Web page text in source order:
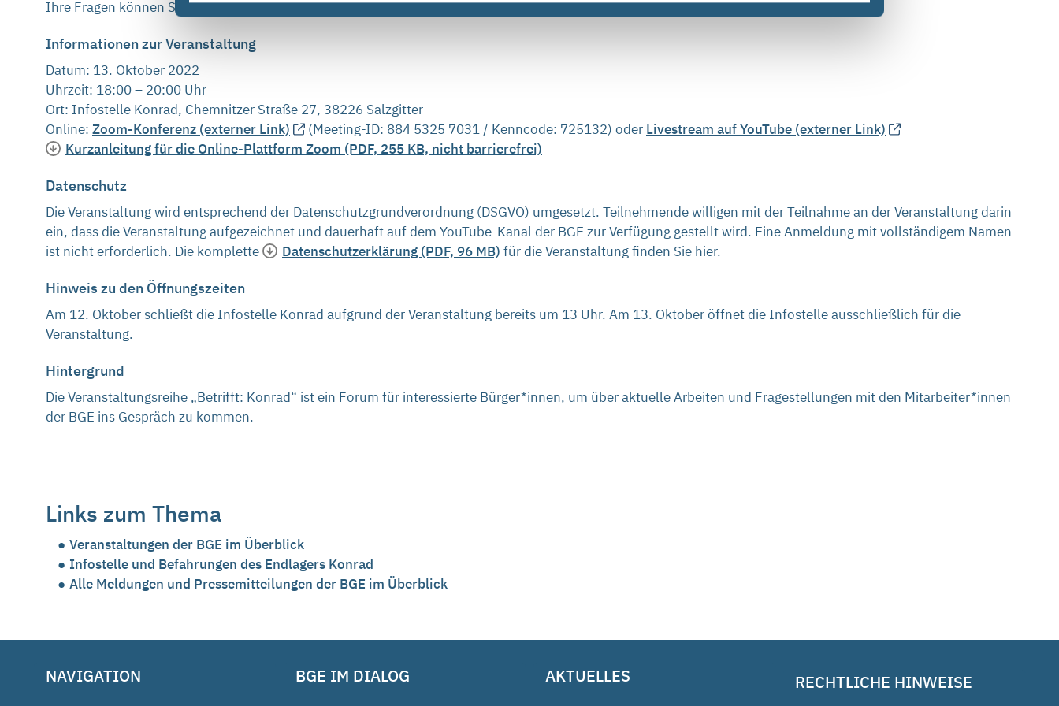
Ihre Fragen können Sie uns bereits ab sofort oder während der Veranstaltung auch per E-Mail aninfo-konrad(at)bge.dezukommen lassen.
Informationen zur Veranstaltung
Datum: 13. Oktober 2022
Uhrzeit: 18:00 – 20:00 Uhr
Ort: Infostelle Konrad, Chemnitzer Straße 27, 38226 Salzgitter
Online: Zoom-Konferenz (externer Link) (Meeting-ID: 884 5325 7031 / Kenncode: 725132) oder Livestream auf YouTube (externer Link)
Kurzanleitung für die Online-Plattform Zoom (PDF, 255 KB, nicht barrierefrei)
Datenschutz
Die Veranstaltung wird entsprechend der Datenschutzgrundverordnung (DSGVO) umgesetzt. Teilnehmende willigen mit der Teilnahme an der Veranstaltung darin
ein, dass die Veranstaltung aufgezeichnet und dauerhaft auf dem YouTube-Kanal der BGE zur Verfügung gestellt wird. Eine Anmeldung mit vollständigem Namen
ist nicht erforderlich. Die komplette
Datenschutzerklärung (PDF, 96 MB) für die Veranstaltung finden Sie hier.
Hinweis zu den Öffnungszeiten
Am 12. Oktober schließt die Infostelle Konrad aufgrund der Veranstaltung bereits um 13 Uhr. Am 13. Oktober öffnet die Infostelle ausschließlich für die
Veranstaltung.
Hintergrund
Die Veranstaltungsreihe „Betrifft: Konrad“ ist ein Forum für interessierte Bürger*innen, um über aktuelle Arbeiten und Fragestellungen mit den Mitarbeiter*innen
der BGE ins Gespräch zu kommen.
Links zum Thema
Veranstaltungen der BGE im Überblick
Infostelle und Befahrungen des Endlagers Konrad
Alle Meldungen und Pressemitteilungen der BGE im Überblick
NAVIGATION BGE IM DIALOG AKTUELLES RECHTLICHE HINWEISE